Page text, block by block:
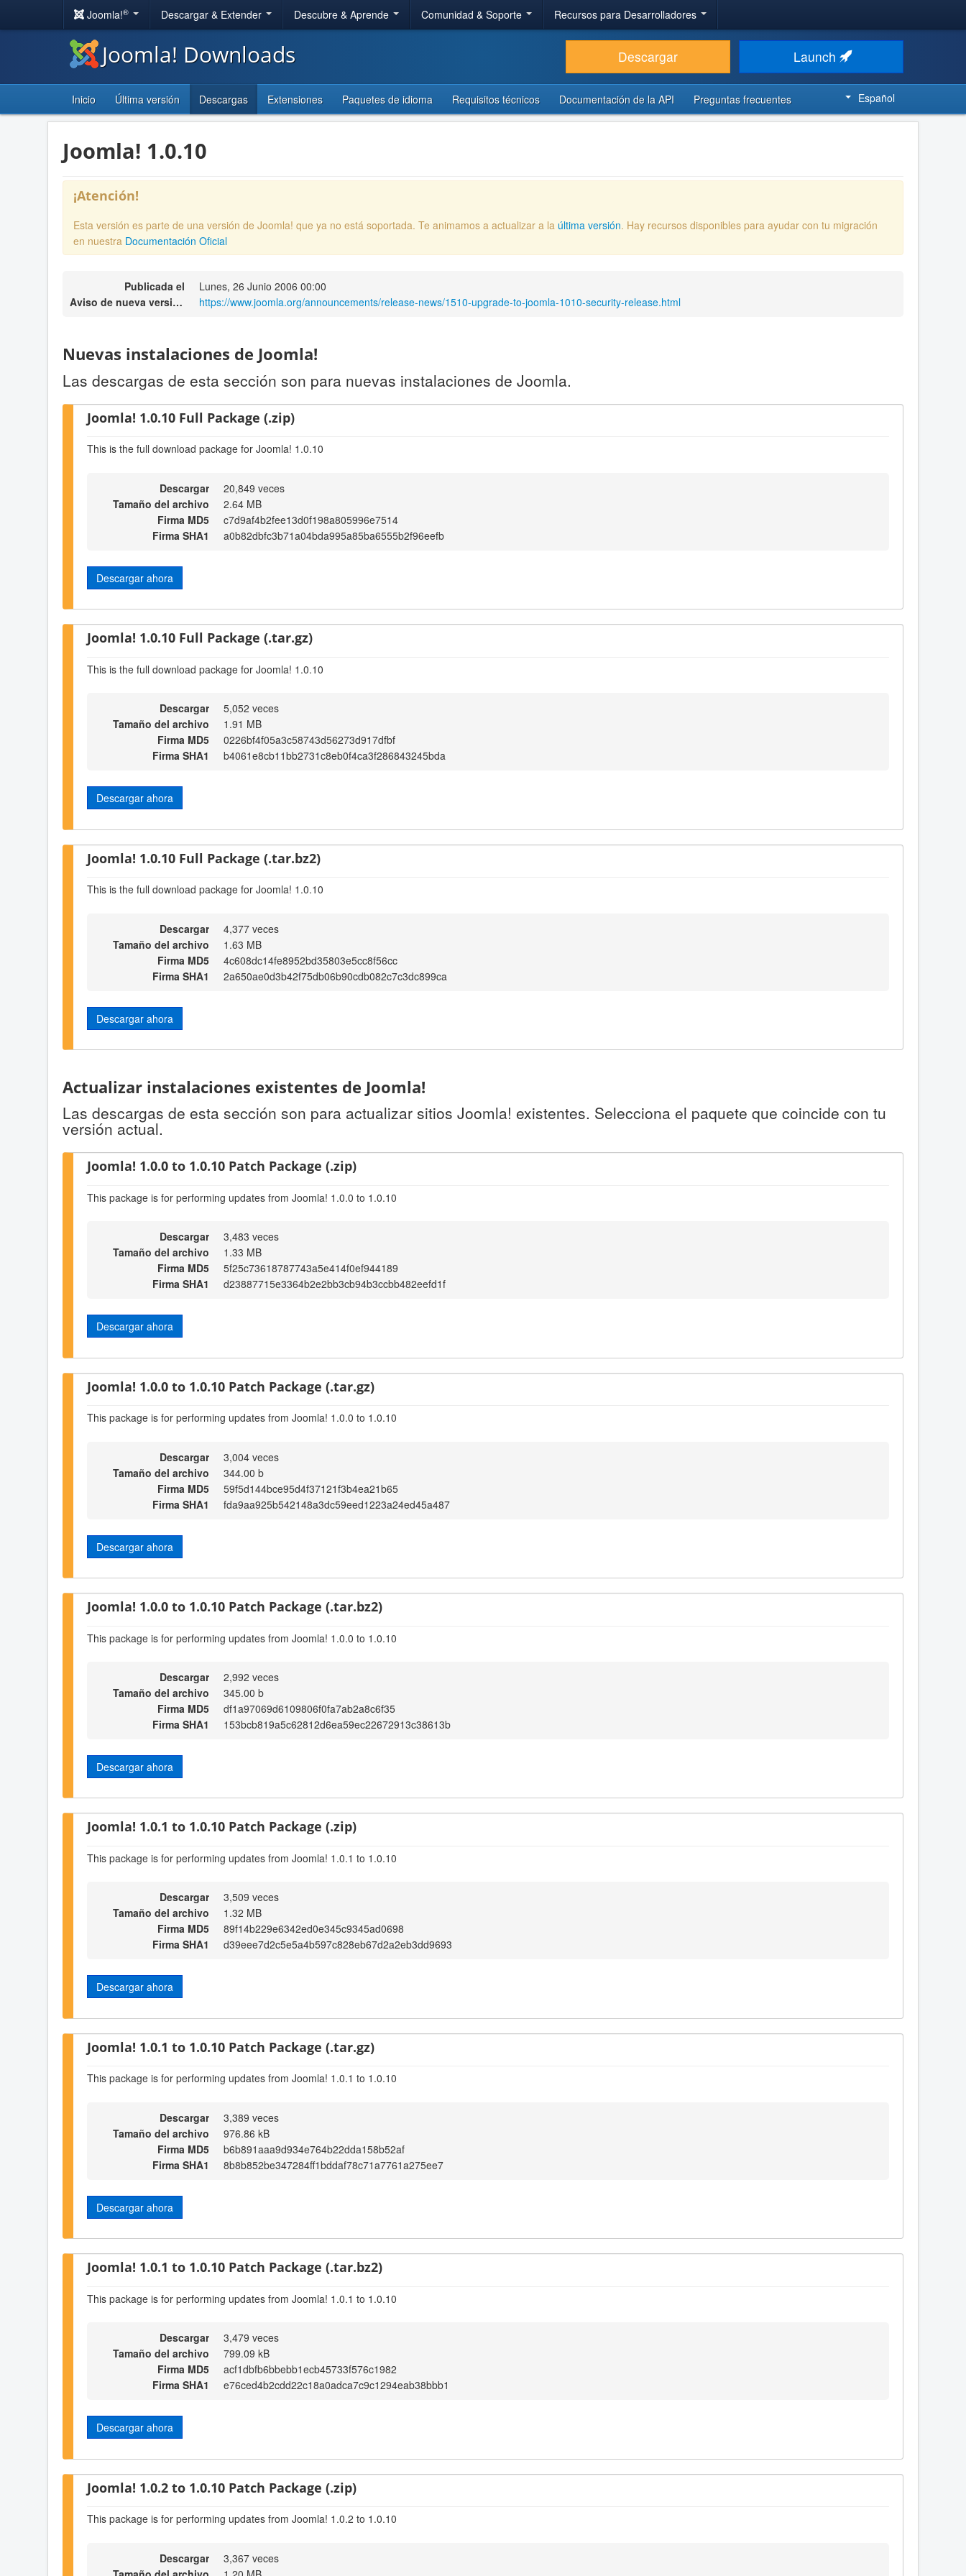
Joomla!® Descargar & Extender Descubre & Aprende Comunidad & Soporte Recursos para Desarrolladores
Joomla! Downloads Descargar Launch
Inicio Última versión Descargas Extensiones Paquetes de idioma Requisitos técnicos Documentación de la API Preguntas frecuentes Español
Joomla! 1.0.10
¡Atención!
Esta versión es parte de una versión de Joomla! que ya no está soportada. Te animamos a actualizar a la última versión. Hay recursos disponibles para ayudar con tu migración
en nuestra Documentación Oficial
Publicada el
Lunes, 26 Junio 2006 00:00
Aviso de nueva versión
https://www.joomla.org/announcements/release-news/1510-upgrade-to-joomla-1010-security-release.html
Nuevas instalaciones de Joomla!
Las descargas de esta sección son para nuevas instalaciones de Joomla.
Joomla! 1.0.10 Full Package (.zip)
This is the full download package for Joomla! 1.0.10
Descargar
20,849 veces
Tamaño del archivo
2.64 MB
Firma MD5
c7d9af4b2fee13d0f198a805996e7514
Firma SHA1
a0b82dbfc3b71a04bda995a85ba6555b2f96eefb
Descargar ahora
Joomla! 1.0.10 Full Package (.tar.gz)
This is the full download package for Joomla! 1.0.10
Descargar
5,052 veces
Tamaño del archivo
1.91 MB
Firma MD5
0226bf4f05a3c58743d56273d917dfbf
Firma SHA1
b4061e8cb11bb2731c8eb0f4ca3f286843245bda
Descargar ahora
Joomla! 1.0.10 Full Package (.tar.bz2)
This is the full download package for Joomla! 1.0.10
Descargar
4,377 veces
Tamaño del archivo
1.63 MB
Firma MD5
4c608dc14fe8952bd35803e5cc8f56cc
Firma SHA1
2a650ae0d3b42f75db06b90cdb082c7c3dc899ca
Descargar ahora
Actualizar instalaciones existentes de Joomla!
Las descargas de esta sección son para actualizar sitios Joomla! existentes. Selecciona el paquete que coincide con tu
versión actual.
Joomla! 1.0.0 to 1.0.10 Patch Package (.zip)
This package is for performing updates from Joomla! 1.0.0 to 1.0.10
Descargar
3,483 veces
Tamaño del archivo
1.33 MB
Firma MD5
5f25c73618787743a5e414f0ef944189
Firma SHA1
d23887715e3364b2e2bb3cb94b3ccbb482eefd1f
Descargar ahora
Joomla! 1.0.0 to 1.0.10 Patch Package (.tar.gz)
This package is for performing updates from Joomla! 1.0.0 to 1.0.10
Descargar
3,004 veces
Tamaño del archivo
344.00 b
Firma MD5
59f5d144bce95d4f37121f3b4ea21b65
Firma SHA1
fda9aa925b542148a3dc59eed1223a24ed45a487
Descargar ahora
Joomla! 1.0.0 to 1.0.10 Patch Package (.tar.bz2)
This package is for performing updates from Joomla! 1.0.0 to 1.0.10
Descargar
2,992 veces
Tamaño del archivo
345.00 b
Firma MD5
df1a97069d6109806f0fa7ab2a8c6f35
Firma SHA1
153bcb819a5c62812d6ea59ec22672913c38613b
Descargar ahora
Joomla! 1.0.1 to 1.0.10 Patch Package (.zip)
This package is for performing updates from Joomla! 1.0.1 to 1.0.10
Descargar
3,509 veces
Tamaño del archivo
1.32 MB
Firma MD5
89f14b229e6342ed0e345c9345ad0698
Firma SHA1
d39eee7d2c5e5a4b597c828eb67d2a2eb3dd9693
Descargar ahora
Joomla! 1.0.1 to 1.0.10 Patch Package (.tar.gz)
This package is for performing updates from Joomla! 1.0.1 to 1.0.10
Descargar
3,389 veces
Tamaño del archivo
976.86 kB
Firma MD5
b6b891aaa9d934e764b22dda158b52af
Firma SHA1
8b8b852be347284ff1bddaf78c71a7761a275ee7
Descargar ahora
Joomla! 1.0.1 to 1.0.10 Patch Package (.tar.bz2)
This package is for performing updates from Joomla! 1.0.1 to 1.0.10
Descargar
3,479 veces
Tamaño del archivo
799.09 kB
Firma MD5
acf1dbfb6bbebb1ecb45733f576c1982
Firma SHA1
e76ced4b2cdd22c18a0adca7c9c1294eab38bbb1
Descargar ahora
Joomla! 1.0.2 to 1.0.10 Patch Package (.zip)
This package is for performing updates from Joomla! 1.0.2 to 1.0.10
Descargar
3,367 veces